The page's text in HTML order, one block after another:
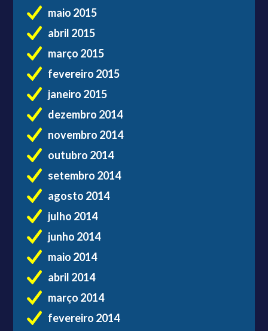
maio 2015
abril 2015
março 2015
fevereiro 2015
janeiro 2015
dezembro 2014
novembro 2014
outubro 2014
setembro 2014
agosto 2014
julho 2014
junho 2014
maio 2014
abril 2014
março 2014
fevereiro 2014